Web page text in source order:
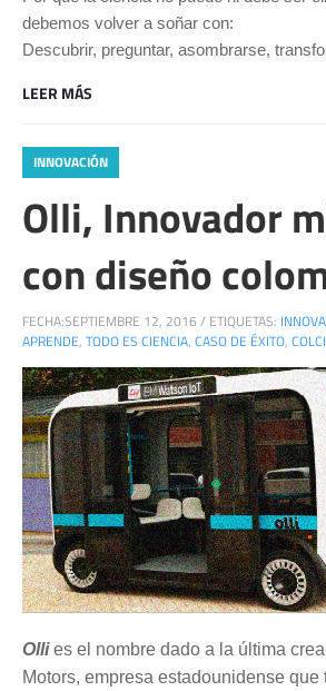
debemos volver a soñar con:
Descubrir, preguntar, asombrarse,
LEER MÁS
INNOVACIÓN
Olli, Innovador
con diseño
FECHA:SEPTIEMBRE 12, 2016 / ETIQUETAS:
APRENDE, TODO ES CIENCIA, CASO DE ÉXITO,
Ollies el nombre dado a la última
Motors, empresa estadounidense que